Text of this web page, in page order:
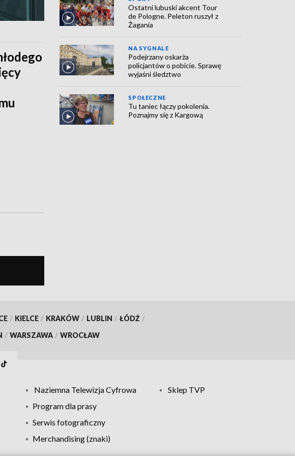
Ostatni lubuski akcent Tour
de Pologne. Peleton ruszył z
Żagania
NA SYGNALE
Podejrzany oskarża
policjantów o pobicie. Sprawę
wyjaśni śledztwo
SPOŁECZNE
Tu taniec łączy pokolenia.
Poznajmy się z Kargową
/ KIELCE / KRAKÓW / LUBLIN / ŁÓDŹ /
/ WARSZAWA / WROCŁAW
Naziemna Telewizja Cyfrowa
Sklep TVP
Program dla prasy
Serwis fotograficzny
Merchandising (znaki)